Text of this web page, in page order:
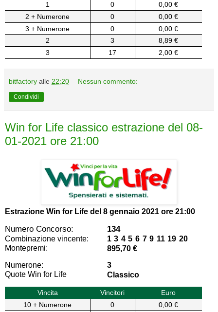
1
0
0,00 €
2 + Numerone
0
0,00 €
3 + Numerone
0
0,00 €
2
3
8,89 €
3
17 2,00 €
bitfactory alle 22:20 Nessun commento:
Condividi
Win for Life classico estrazione del 08-
01-2021 ore 21:00
Estrazione Win for Life del 8 gennaio 2021 ore 21:00
Numero Concorso: 134
Combinazione vincente:
1 3 4 5 6 7 9 11 19 20
Montepremi:
895,70 €
Numerone:
3
Quote Win for Life
Classico
Vincita Vincitori
Euro
10 + Numerone
0
0,00 €